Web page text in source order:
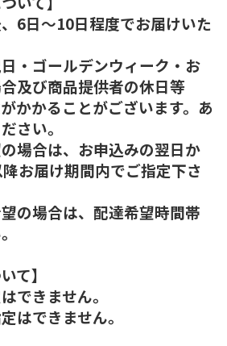
6日～10日程度でお届けいた
・ゴールデンウィーク・お
及び商品提供者の休日等
かかることがございます。あ
さい。
場合は、お申込みの翌日か
お届け期間内でご指定下さ
の場合は、配達希望時間帯
て】
できません。
はできません。